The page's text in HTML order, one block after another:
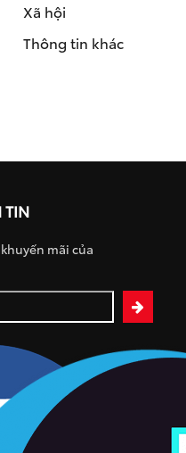
Xã hội
Thông tin khác
TIN
mãi của